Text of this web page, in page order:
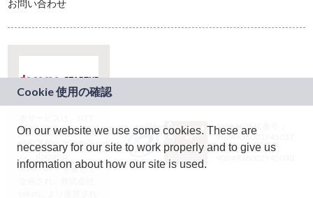
お問い合わせ
ドコモグループの新
規事業創出プログラ
ム「docomo
STARTUP」を通じて
JASRAC許諾番号：
9024936001Y45037
JASRAC許諾番号：
On our website we use some cookies. These are
necessary for our site to work properly and to give us
information about how our site is used.